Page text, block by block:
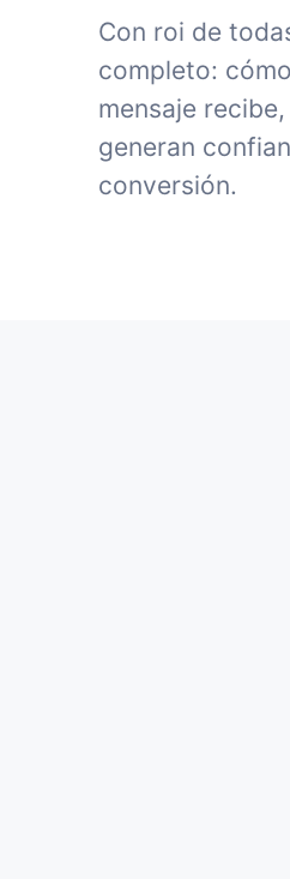
Con roi de
completo:
mensaje
generan
conversión.